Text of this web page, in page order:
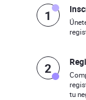
1
2
tu